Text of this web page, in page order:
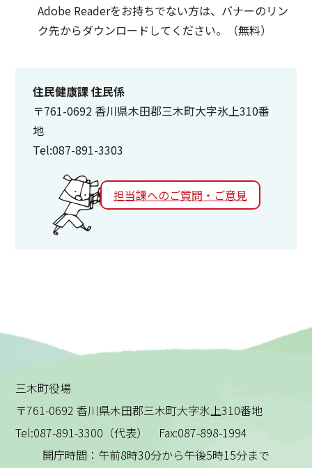
Adobe Readerをお持ちでない方は、バナーのリン
ク先からダウンロードしてください。（無料）
住民健康課 住民係
〒761-0692 香川県木田郡三木町大字氷上310番
地
Tel:087-891-3303
担当課へのご質問・ご意見
三木町役場
〒761-0692 香川県木田郡三木町大字氷上310番地
Tel:087-891-3300（代表） Fax:087-898-1994
開庁時間：午前8時30分から午後5時15分まで